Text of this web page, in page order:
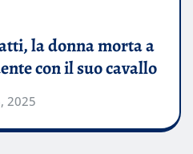
la donna morta a
con il suo cavallo
2025